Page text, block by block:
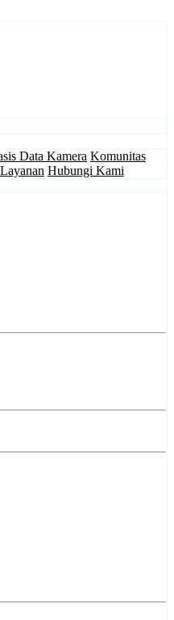
Data Kamera Komunitas
Hubungi Kami